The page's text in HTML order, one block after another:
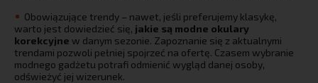
Obowiązujące trendy – nawet, jeśli preferujemy klasykę,
warto jest dowiedzieć się, jakie są modne okulary
korekcyjne w danym sezonie. Zapoznanie się z aktualnymi
trendami pozwoli pełniej spojrzeć na ofertę. Czasem wybranie
modnego gadżetu potrafi odmienić wygląd danej osoby,
odświeżyć jej wizerunek.